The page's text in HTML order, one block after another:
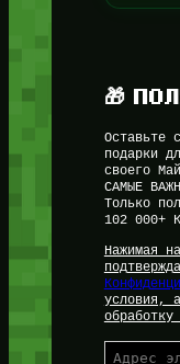
🎁
Оставьте
подарки
своего
САМЫЕ
Только
102 000+
Нажимая
условия,
обработку